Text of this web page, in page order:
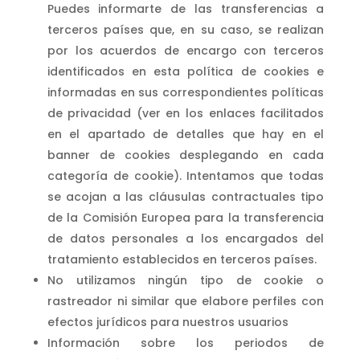
Puedes informarte de las transferencias a
terceros países que, en su caso, se realizan
por los acuerdos de encargo con terceros
identificados en esta política de cookies e
informadas en sus correspondientes políticas
de privacidad (ver en los enlaces facilitados
en el apartado de detalles que hay en el
banner de cookies desplegando en cada
categoría de cookie). Intentamos que todas
se acojan a las cláusulas contractuales tipo
de la Comisión Europea para la transferencia
de datos personales a los encargados del
tratamiento establecidos en terceros países.
No utilizamos ningún tipo de cookie o
rastreador ni similar que elabore perfiles con
efectos jurídicos para nuestros usuarios
Información sobre los periodos de